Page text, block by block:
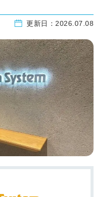
更新日： 2026.07.08